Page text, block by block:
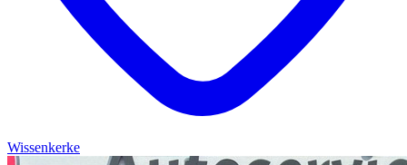
Wissenkerke